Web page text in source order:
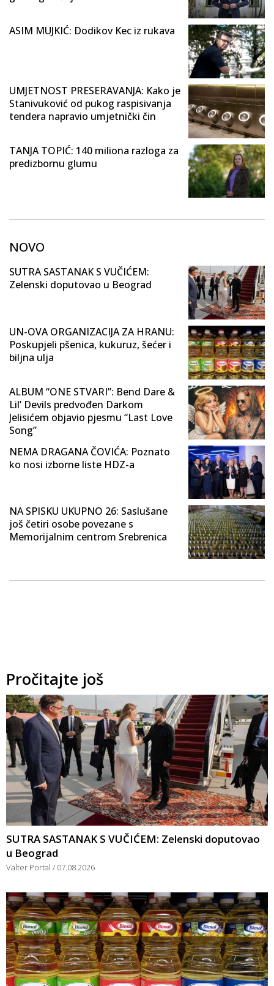
ASIM MUJKIĆ: Dodikov Kec iz rukava
UMJETNOST PRESERAVANJA: Kako je
Stanivuković od pukog raspisivanja
tendera napravio umjetnički čin
TANJA TOPIĆ: 140 miliona razloga za
predizbornu glumu
NOVO
SUTRA SASTANAK S VUČIĆEM:
Zelenski doputovao u Beograd
UN-OVA ORGANIZACIJA ZA HRANU:
Poskupjeli pšenica, kukuruz, šećer i
biljna ulja
ALBUM “ONE STVARI”: Bend Dare &
Lil’ Devils predvođen Darkom
Jelisićem objavio pjesmu “Last Love
Song”
NEMA DRAGANA ČOVIĆA: Poznato
ko nosi izborne liste HDZ-a
NA SPISKU UKUPNO 26: Saslušane
još četiri osobe povezane s
Memorijalnim centrom Srebrenica
Pročitajte još
SUTRA SASTANAK S VUČIĆEM: Zelenski doputovao
u Beograd
Valter Portal 07.08.2026